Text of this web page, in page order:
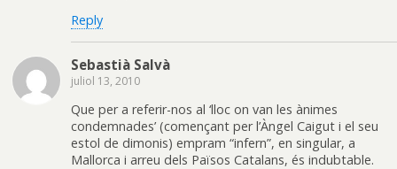
Reply
Sebastià Salvà
juliol 13, 2010
Que per a referir-nos al ‘lloc on van les ànimes
condemnades’ (començant per l’Àngel Caigut i el seu
estol de dimonis) empram “infern”, en singular, a
Mallorca i arreu dels Països Catalans, és indubtable.